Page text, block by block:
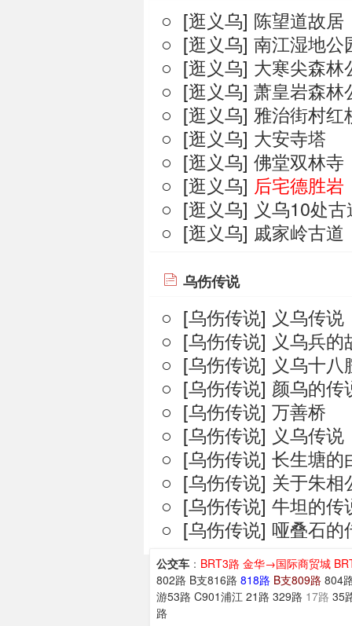
○ [逛义乌] 陈望道故居
○ [逛义乌] 南江湿地公
○ [逛义乌] 大寒尖森林
○ [逛义乌] 萧皇岩森林
○ [逛义乌] 雅治街村红
○ [逛义乌] 大安寺塔
○ [逛义乌] 佛堂双林寺
○ [逛义乌] 后宅德胜岩
○ [逛义乌] 义乌10处古
○ [逛义乌] 戚家岭古道
乌伤传说
○ [乌伤传说] 义乌传说
○ [乌伤传说] 义乌兵的
○ [乌伤传说] 义乌十八
○ [乌伤传说] 颜乌的传
○ [乌伤传说] 万善桥
○ [乌伤传说] 义乌传
○ [乌伤传说] 长生塘的
○ [乌伤传说] 关于朱相
○ [乌伤传说] 牛坦的传
○ [乌伤传说] 哑叠石的
公交车 ： BRT3路 金华→国际商贸城
802路 B支816路 818路 B支809路 804
游53路 C901浦江 21路 329路 17路 35
路